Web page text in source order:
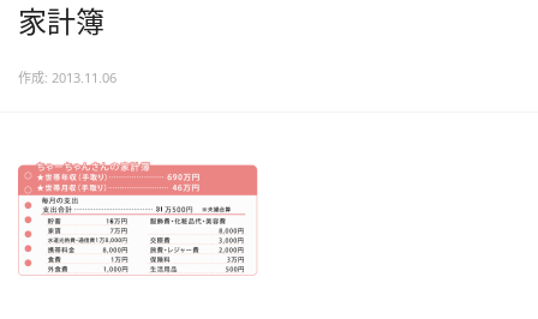
家計簿
作成: 2013.11.06